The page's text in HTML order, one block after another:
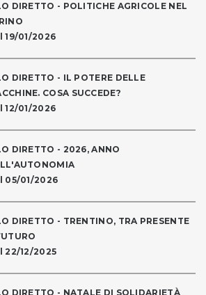
DIRETTO - POLITICHE AGRICOLE NEL
19/01/2026
DIRETTO - IL POTERE DELLE
COSA SUCCEDE?
12/01/2026
DIRETTO - 2026, ANNO
05/01/2026
DIRETTO - TRENTINO, TRA PRESENTE
22/12/2025
DIRETTO - NATALE DI SOLIDARIETÀ